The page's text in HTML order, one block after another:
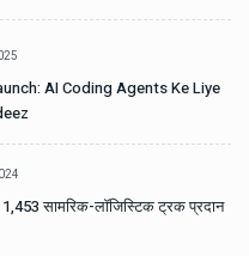
AI Coding Agents Ke Liye
सामरिक-लॉजिस्टिक ट्रक प्रदान